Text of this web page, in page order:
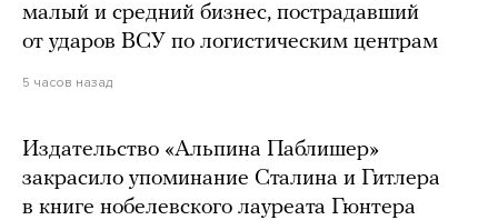
малый и средний бизнес, пострадавший
от ударов ВСУ по логистическим центрам
5 часов назад
Издательство «Альпина Паблишер»
закрасило упоминание Сталина и Гитлера
в книге нобелевского лауреата Гюнтера